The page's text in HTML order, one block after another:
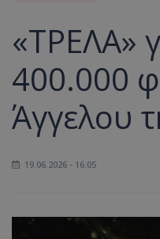
«ΤΡΕΛΑ»
400.000
Άγγελου
19.06.2026 - 16:05